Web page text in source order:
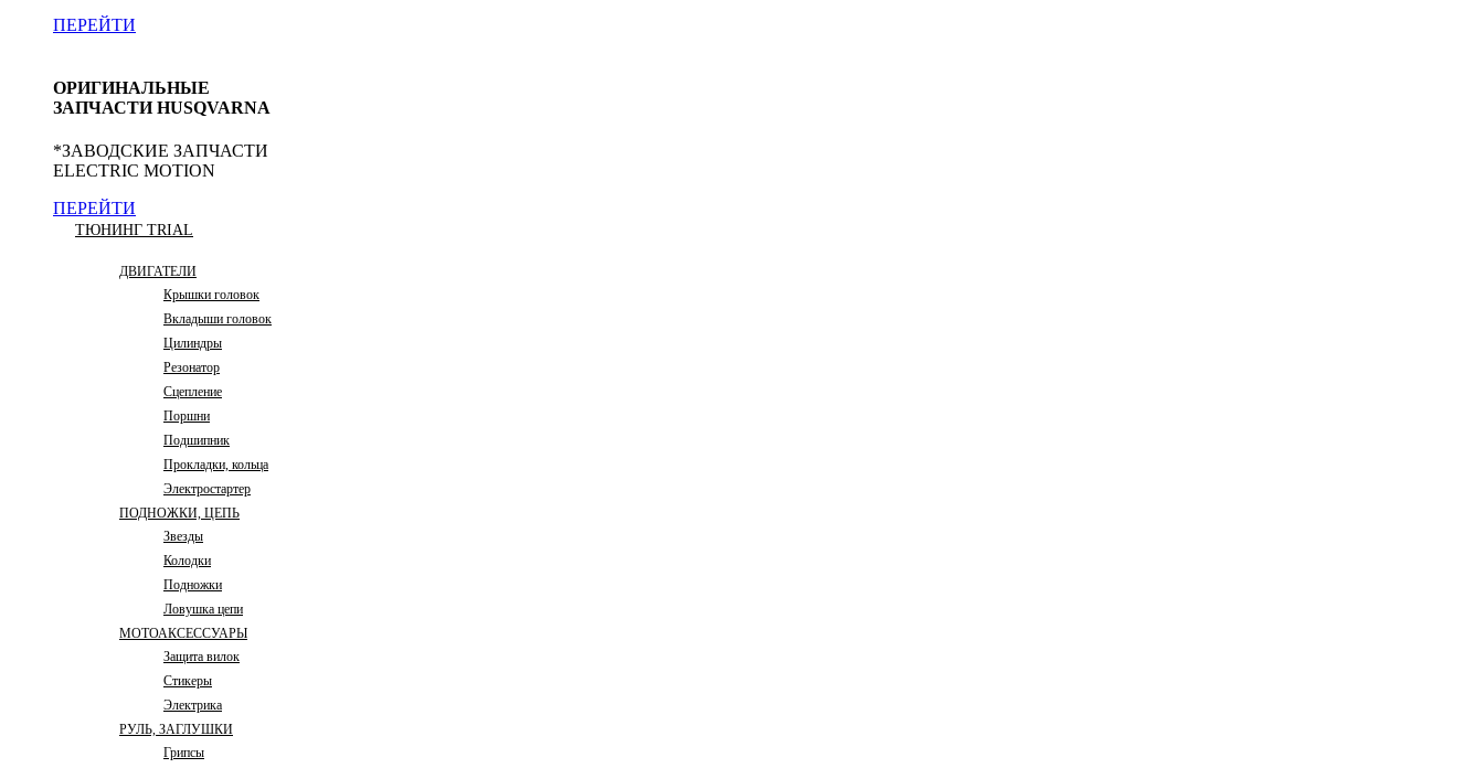
ПЕРЕЙТИ
ОРИГИНАЛЬНЫЕ
ЗАПЧАСТИ HUSQVARNA
*ЗАВОДСКИЕ ЗАПЧАСТИ
ELECTRIC MOTION
ПЕРЕЙТИ
ТЮНИНГ TRIAL
ДВИГАТЕЛИ
Крышки головок
Вкладыши головок
Цилиндры
Резонатор
Сцепление
Поршни
Подшипник
Прокладки, кольца
Электростартер
ПОДНОЖКИ, ЦЕПЬ
Звезды
Колодки
Подножки
Ловушка цепи
МОТОАКСЕССУАРЫ
Защита вилок
Стикеры
Электрика
РУЛЬ, ЗАГЛУШКИ
Грипсы